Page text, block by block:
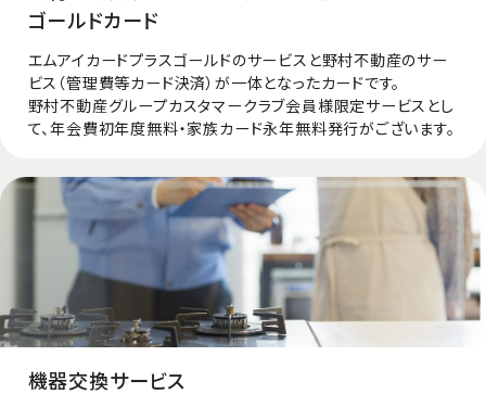
ゴールドカード
エムアイカードプラスゴールドのサービスと野村不動産のサー
ビス（管理費等カード決済）が一体となったカードです。
野村不動産グループカスタマークラブ会員様限定サービスとし
て、年会費初年度無料・家族カード永年無料発行がございます。
機器交換サービス